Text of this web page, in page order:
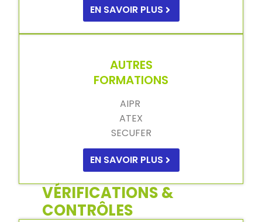
EN SAVOIR PLUS
AUTRES
FORMATIONS
AIPR
ATEX
SECUFER
EN SAVOIR PLUS
VÉRIFICATIONS &
CONTRÔLES